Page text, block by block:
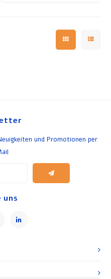
und Promotionen per
uns